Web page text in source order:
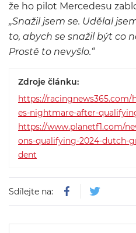
že ho pilot Mercedesu
„Snažil jsem se. Udělal
to, abych se snažil být co
Prostě to nevyšlo.“
Zdroje článku:
https://
es-nightmare-after-
https://www.planetf1.com/
ons-qualifying-2024-dutch-
dent
Sdílejte na: